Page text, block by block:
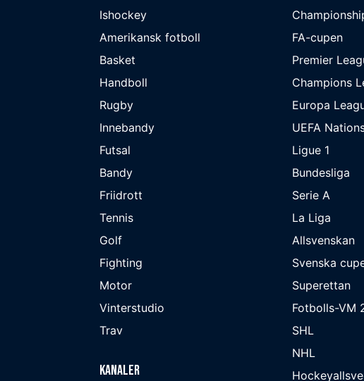
Ishockey
Amerikansk fotboll
Basket
Handboll
Rugby
Innebandy
Futsal
Bandy
Friidrott
Tennis
Golf
Fighting
Motor
Vinterstudio
Trav
Kanaler
FA-cupen
Premier
Champions
Europa
UEFA
Ligue 1
Bundesliga
Serie A
La Liga
Allsvenskan
Svenska
Superettan
Fotbolls-VM
SHL
NHL